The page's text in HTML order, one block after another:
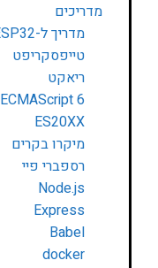
מדריכים
מדריך ל-ESP32 לילדים ולהורים מאפס
טייפסקריפט
ריאקט
ECMAScript 6
ES20XX
מיקרו בקרים
רספברי פיי
Node.js
Express
Babel
docker